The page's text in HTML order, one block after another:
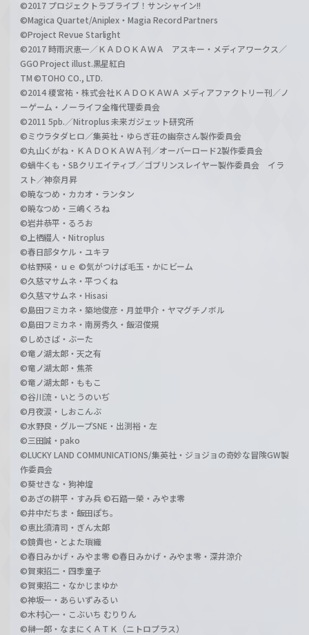
©2017 プロジェクトラブライブ！サンシャイン!!
©Magica Quartet/Aniplex・Magia Record Partners
©Project Revue Starlight
©2017 時雨沢恵一／ＫＡＤＯＫＡＷＡ アスキー・メディアワークス／
GGO Project illust.黒星紅白
TM ©TOHO CO., LTD.
©2014 榎宮祐・株式会社ＫＡＤＯＫＡＷＡ メディアファクトリー刊／ノ
ーゲーム・ノーライフ全権代理委員会
©2011 5pb.／Nitroplus 未来ガジェット研究所
©ミウラタダヒロ／集英社・ゆらぎ荘の幽奈さん製作委員会
©丸山くがね・ＫＡＤＯＫＡＷＡ刊／オーバーロード2製作委員会
©蝸牛くも・SBクリエイティブ／ゴブリンスレイヤー製作委員会 イラ
スト／神奈月昇
©暁なつめ・カカオ・ランタン
©暁なつめ・三嶋くろね
©岩井恭平・るろお
©上栖綴人・Nitroplus
©春日部タケル・ユキヲ
©枯野瑛・ｕｅ ©気がつけば毛玉・かにビーム
©久慈マサムネ・平つくね
©久慈マサムネ・Hisasi
©島田フミカネ・築地俊彦・月並甲介・ヤマグチノボル
©島田フミカネ・南房秀久・飯沼俊規
©しめさば・ぶーた
©竜ノ湖太郎・天之有
©竜ノ湖太郎・焦茶
©竜ノ湖太郎・ももこ
©谷川流・いとうのいぢ
©月夜涙・しおこんぶ
©水野良・グループSNE・出渕裕・左
©三田誠・pako
©LUCKY LAND COMMUNICATIONS/集英社・ジョジョの奇妙な冒険GW製
作委員会
©葵せきな・狗神煌
©あざの耕平・すみ兵 ©石踏一榮・みやま零
©井中だちま・飯田ぽち。
©恵比須清司・ぎん太郎
©鏡貴也・とよた瑣織
©春日みかげ・みやま零 ©春日みかげ・みやま零・深井涼介
©賀東招二・四季童子
©賀東招二・なかじまゆか
©神坂一・あらいずみるい
©木村心一・こぶいち むりりん
©榊一郎・なまにくＡＴＫ（ニトロプラス）